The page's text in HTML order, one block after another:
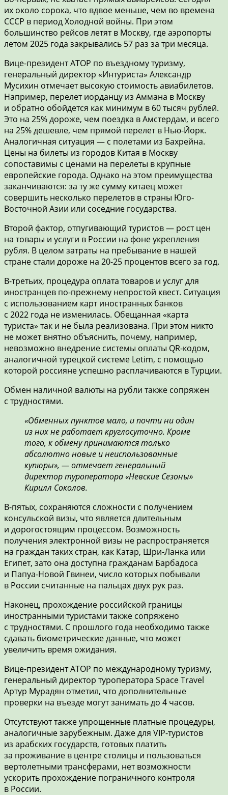
их около сорока, что вдвое меньше, чем во времена
СССР в период Холодной войны. При этом
большинство рейсов летят в Москву, где аэропорты
летом 2025 года закрывались 57 раз за три месяца.
Вице-президент АТОР по въездному туризму,
генеральный директор «Интуриста» Александр
Мусихин отмечает высокую стоимость авиабилетов.
Например, перелет иорданцу из Аммана в Москву
и обратно обойдется как минимум в 60 тысяч рублей.
Это на 25% дороже, чем поездка в Амстердам, и всего
на 25% дешевле, чем прямой перелет в Нью-Йорк.
Аналогичная ситуация — с полетами из Бахрейна.
Цены на билеты из городов Китая в Москву
сопоставимы с ценами на перелеты в крупные
европейские города. Однако на этом преимущества
заканчиваются: за ту же сумму китаец может
совершить несколько перелетов в страны Юго-
Восточной Азии или соседние государства.
Второй фактор, отпугивающий туристов — рост цен
на товары и услуги в России на фоне укрепления
рубля. В целом затраты на пребывание в нашей
стране стали дороже на 20-25 процентов всего за год.
В-третьих, процедура оплата товаров и услуг для
иностранцев по-прежнему непростой квест. Ситуация
с использованием карт иностранных банков
с 2022 года не изменилась. Обещанная «карта
туриста» так и не была реализована. При этом никто
не может внятно объяснить, почему, например,
невозможно внедрение системы оплаты QR-кодом,
аналогичной турецкой системе Letim, с помощью
которой россияне успешно расплачиваются в Турции.
Обмен наличной валюты на рубли также сопряжен
с трудностями.
«Обменных пунктов мало, и почти ни один
из них не работает круглосуточно. Кроме
того, к обмену принимаются только
абсолютно новые и неиспользованные
купюры», — отмечает генеральный
директор туроператора «Невские Сезоны»
Кирилл Соколов.
В-пятых, сохраняются сложности с получением
консульской визы, что является длительным
и дорогостоящим процессом. Возможность
получения электронной визы не распространяется
на граждан таких стран, как Катар, Шри-Ланка или
Египет, зато она доступна гражданам Барбадоса
и Папуа-Новой Гвинеи, число которых побывали
в России считанные на пальцах двух рук раз.
Наконец, прохождение российской границы
иностранными туристами также сопряжено
с трудностями. С прошлого года необходимо также
сдавать биометрические данные, что может
увеличить время ожидания.
Вице-президент АТОР по международному туризму,
генеральный директор туроператора Space Travel
Артур Мурадян отметил, что дополнительные
проверки на въезде могут занимать до 4 часов.
Отсутствуют также упрощенные платные процедуры,
аналогичные зарубежным. Даже для VIP-туристов
из арабских государств, готовых платить
за проживание в центре столицы и пользоваться
вертолетными трансферами, нет возможности
ускорить прохождение пограничного контроля
в России.